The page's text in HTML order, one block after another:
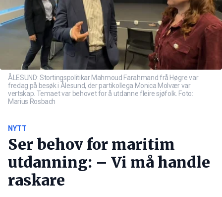
ÅLESUND: Stortingspolitikar Mahmoud Farahmand frå Høgre var
fredag på besøk i Ålesund, der partikollega Monica Molvær var
vertskap. Temaet var behovet for å utdanne fleire sjøfolk. Foto:
Marius Rosbach
NYTT
Ser behov for maritim
utdanning: – Vi må handle
raskare